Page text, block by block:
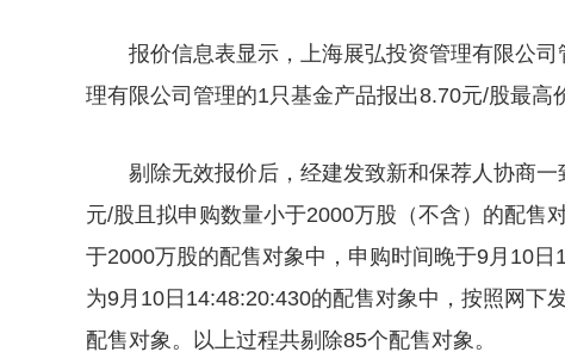
报价信息表显示，上海展弘投资管理有限公
理有限公司管理的1只基金产品报出8.70元/股最高
剔除无效报价后，经建发致新和保荐人协商
元/股且拟申购数量小于2000万股（不含）的配售
于2000万股的配售对象中，申购时间晚于9月10
为9月10日14:48:20:430的配售对象中，按照网下
配售对象。以上过程共剔除85个配售对象。